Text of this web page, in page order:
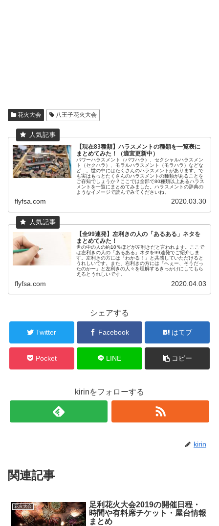
花火大会 八王子花火大会
【現在83種類】ハラスメントの種類を一覧表に
まとめてみた！（適宜更新中）
パワーハラスメント（パワハラ）、セクシャルハラスメン
ト（セクハラ）、モラルハラスメント（モラハラ）などな
ど…。世の中にはたくさんのハラスメントがあります。で
も実はもっとたくさんのハラスメントの種類があることを
ご存知でしょうか？ここでは全部で80種類以上あるハラス
メントを一覧にまとめてみました。ハラスメントの辞典の
ようなイメージで読んでみてくださいね。
flyfsa.com 2020.03.30
【全99連発】左利きの人の「あるある」ネタを
まとめてみた！
世の中の人の約10％ほどが左利きだと言われます。ここで
は左利きの人の「あるある」ネタを99連発でご紹介しま
す。左利きの方には「わかる！」と共感していただけると
うれしいです。また、右利きの方には「へぇー、そうだっ
たのかー」と左利きの人々を理解するきっかけにしてもら
えるとうれしいです。
flyfsa.com 2020.04.03
シェアする
Twitter Facebook はてブ
Pocket LINE コピー
kirinをフォローする
kirin
関連記事
花火大会
足利花火大会2019の開催日程・
時間や有料席チケット・屋台情報
まとめ